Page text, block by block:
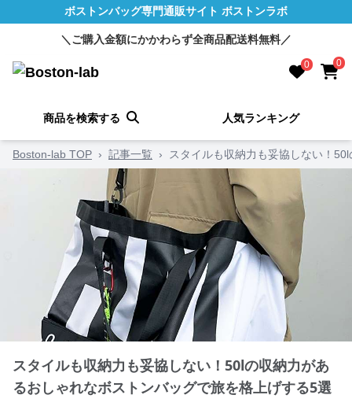
ボストンバッグ専門通販サイト ボストンラボ
＼ご購入金額にかかわらず全商品配送料無料／
0 0
商品を検索する 人気ランキング
Boston-lab TOP › 記事一覧 › スタイルも収納力も妥協しない！
スタイルも収納力も妥協しない！50lの収納力があ
るおしゃれなボストンバッグで旅を格上げする5選